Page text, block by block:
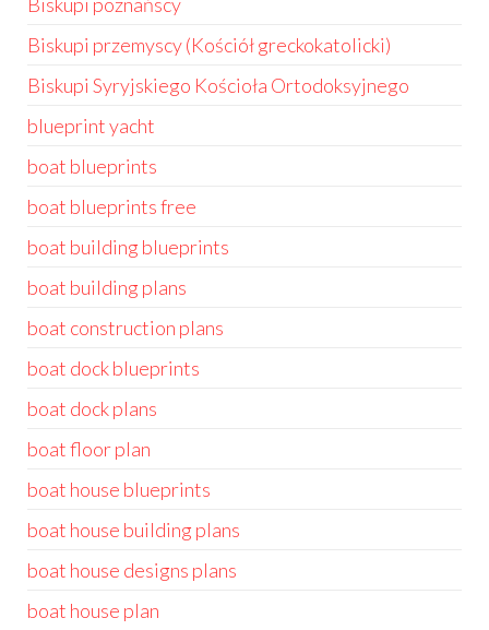
Biskupi przemyscy (Kościół greckokatolicki)
Biskupi Syryjskiego Kościoła Ortodoksyjnego
blueprint yacht
boat blueprints
boat blueprints free
boat building blueprints
boat building plans
boat construction plans
boat dock blueprints
boat dock plans
boat floor plan
boat house blueprints
boat house building plans
boat house designs plans
boat house plan